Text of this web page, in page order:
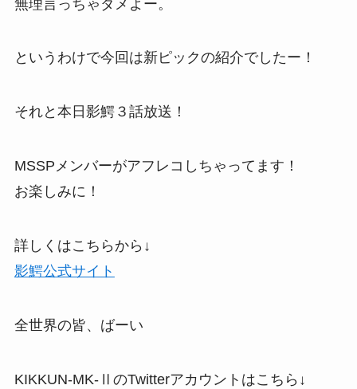
無理言っちゃダメよー。
というわけで今回は新ピックの紹介でしたー！
それと本日影鰐３話放送！
MSSPメンバーがアフレコしちゃってます！
お楽しみに！
詳しくはこちらから↓
影鰐公式サイト
全世界の皆、ばーい
KIKKUN-MK-ⅡのTwitterアカウントはこちら↓